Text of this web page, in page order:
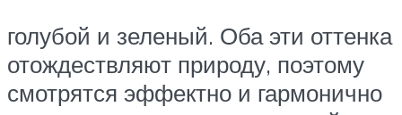
голубой и зеленый. Оба эти оттенка
отождествляют природу, поэтому
смотрятся эффектно и гармонично